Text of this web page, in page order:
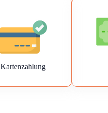
Kartenzahlung